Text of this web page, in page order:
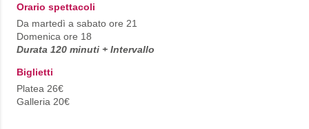
Orario spettacoli
Da martedì a sabato ore 21
Domenica ore 18
Durata 120 minuti + Intervallo
Biglietti
Platea 26€
Galleria 20€